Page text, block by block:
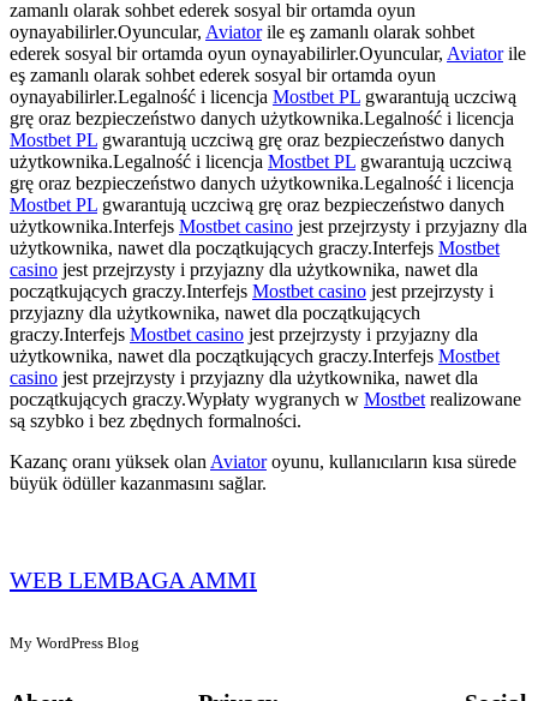
zamanlı olarak sohbet ederek sosyal bir ortamda oyun
oynayabilirler.Oyuncular, Aviatorile eş zamanlı olarak sohbet
ederek sosyal bir ortamda oyun oynayabilirler.Oyuncular, Aviatorile
eş zamanlı olarak sohbet ederek sosyal bir ortamda oyun
oynayabilirler.Legalność i licencja Mostbet PL gwarantują uczciwą
grę oraz bezpieczeństwo danych użytkownika.Legalność i licencja
Mostbet PL gwarantują uczciwą grę oraz bezpieczeństwo danych
użytkownika.Legalność i licencja Mostbet PL gwarantują uczciwą
grę oraz bezpieczeństwo danych użytkownika.Legalność i licencja
Mostbet PL gwarantują uczciwą grę oraz bezpieczeństwo danych
użytkownika.Interfejs Mostbet casino jest przejrzysty i przyjazny dla
użytkownika, nawet dla początkujących graczy.Interfejs Mostbet
casino jest przejrzysty i przyjazny dla użytkownika, nawet dla
początkujących graczy.Interfejs Mostbet casino jest przejrzysty i
przyjazny dla użytkownika, nawet dla początkujących
graczy.Interfejs Mostbet casino jest przejrzysty i przyjazny dla
użytkownika, nawet dla początkujących graczy.Interfejs Mostbet
casino jest przejrzysty i przyjazny dla użytkownika, nawet dla
początkujących graczy.Wypłaty wygranych w Mostbetrealizowane
są szybko i bez zbędnych formalności.
Kazanç oranı yüksek olanAviatoroyunu, kullanıcıların kısa sürede
büyük ödüller kazanmasını sağlar.
WEB LEMBAGA AMMI
My WordPress Blog